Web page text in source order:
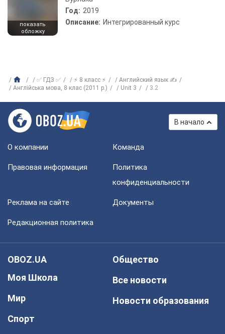
показать
обложку
Год: 2019
Описание: Интегрированный курс
✅ ГДЗ ✅ ⚡ 8 класс ⚡
Английский язык ✍
Англійська мова, 8 клас (2011 р.)
Unit 3 3.2
В начало
О компании Команда
Правовая информация
Политика
конфиденциальности
Реклама на сайте Документы
Редакционная политика
OBOZ.UA
Моя Школа
Мир
Спорт
Общество
Все новости
Новости образования